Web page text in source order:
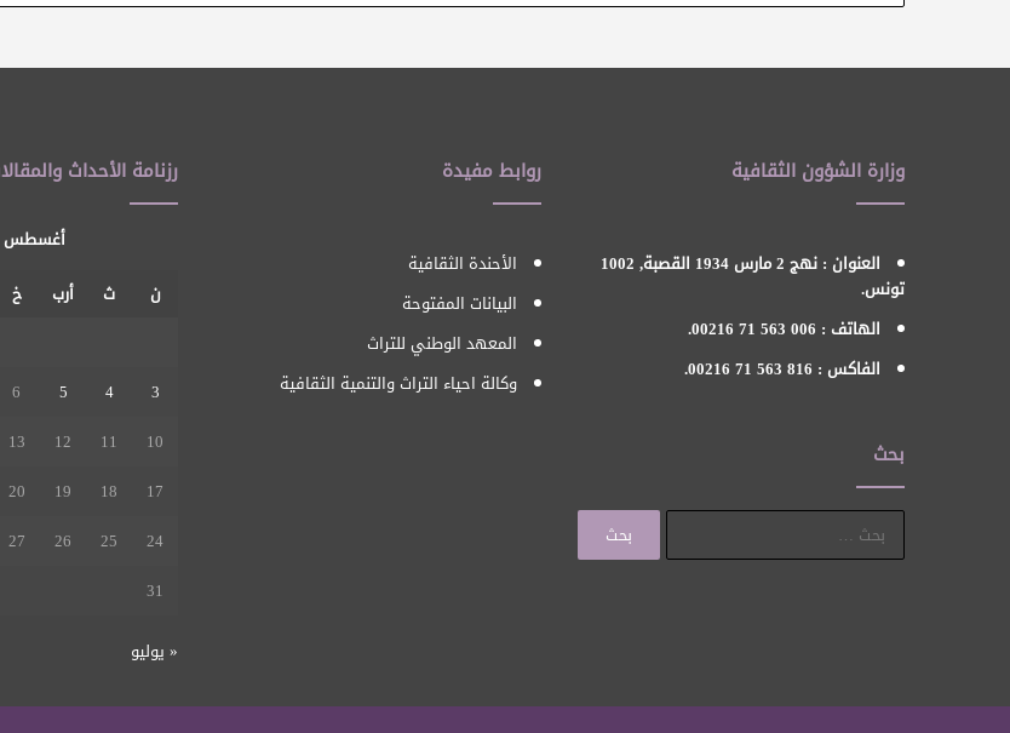
وزارة الشؤون الثقافية
العنوان : نهج 2 مارس 1934 القصبة, 1002
تونس.
الهاتف : 006 563 71 00216.
الفاكس : 816 563 71 00216.
بحث
روابط مفيدة
الأحندة الثقافية
البيانات المفتوحة
المعهد الوطني للتراث
وكالة احياء التراث والتنمية الثقافية
رزنامة الأحداث
أغسطس 2026
ن
ث أرب خ
3
4
5
6
10
11
12
13
17
18
19
20
24
25
26
27
31
« يوليو